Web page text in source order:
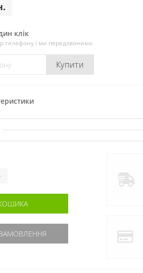
клік
телефону і ми передзвонимо
Купити